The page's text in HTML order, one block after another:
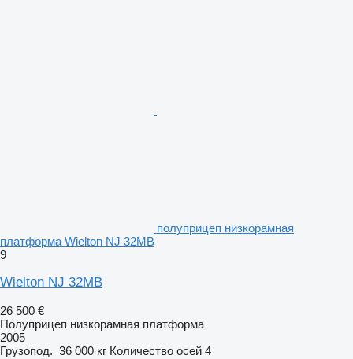
полуприцеп низкорамная
платформа Wielton NJ 32MB
9
Wielton NJ 32MB
26 500 €
Полуприцеп низкорамная платформа
2005
Грузопод. 36 000 кг Количество осей 4